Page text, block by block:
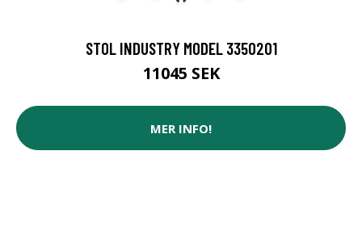
STOL INDUSTRY MODEL 3350201
11045 SEK
MER INFO!